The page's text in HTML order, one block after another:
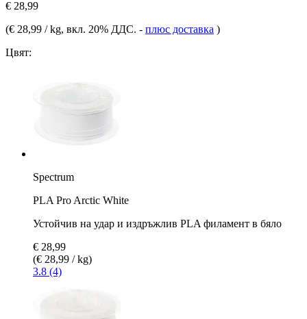
€ 28,99
(€ 28,99 / kg, вкл. 20% ДДС. - плюс доставка )
Цвят:
Spectrum
PLA Pro Arctic White
Устойчив на удар и издръжлив PLA филамент в бяло
€ 28,99
(€ 28,99 / kg)
3.8 (4)